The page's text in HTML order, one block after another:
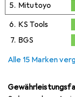
5. Mitutoyo
0,1%
6. KS Tools
0,2
7. BGS
Alle 15 Marken